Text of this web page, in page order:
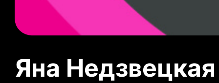
Яна Недзвецкая